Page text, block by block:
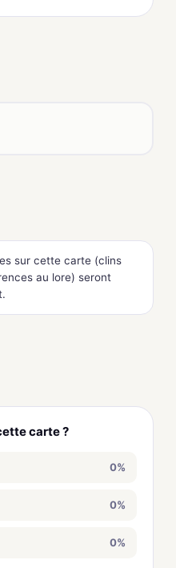
sur cette carte (clins
au lore) seront
carte ?
0%
0%
0%